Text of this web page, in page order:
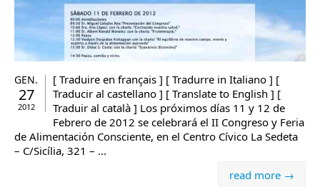
GEN.
27
2012
[ Traduire en français ] [ Tradurre in Italiano ] [
Traducir al castellano ] [ Translate to English ] [
Traduir al català ] Los próximos días 11 y 12 de
Febrero de 2012 se celebrará el II Congreso y Feria
de Alimentación Consciente, en el Centro Cívico La Sedeta
– C/Sicília, 321 – ...
read more →